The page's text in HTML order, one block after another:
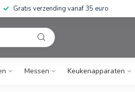
Gratis verzending vanaf 35 euro
Messen Keukenapparaten